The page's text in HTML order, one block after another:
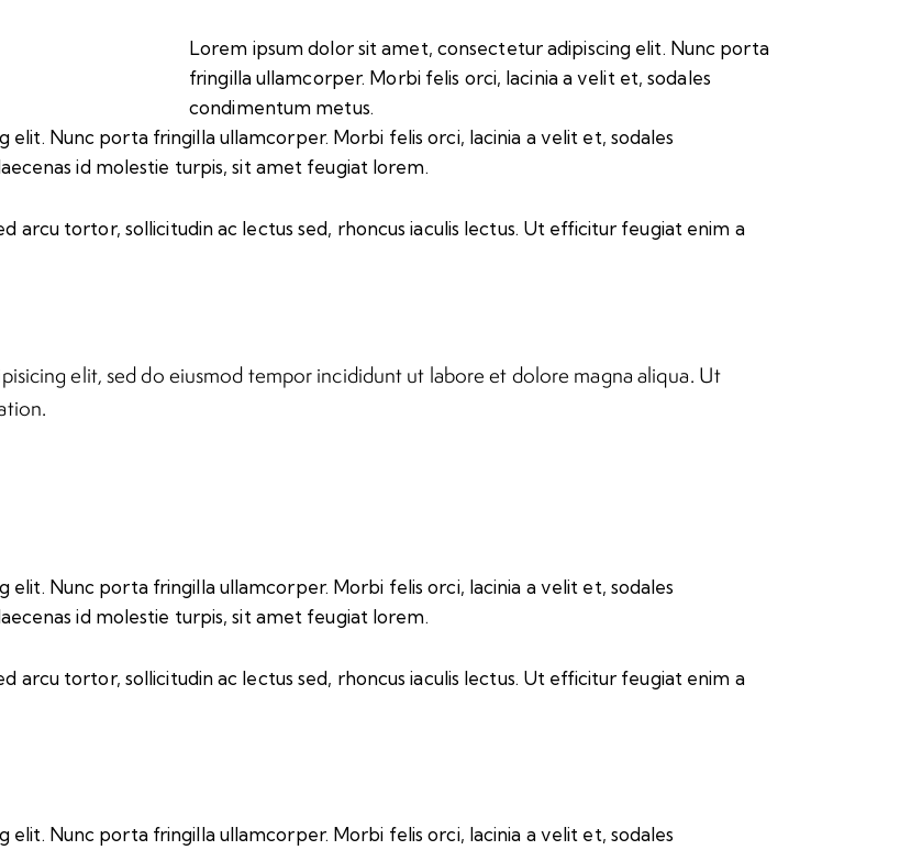
Lorem ipsum dolor sit amet, consectetur adipiscing elit. Nunc porta
fringilla ullamcorper. Morbi felis orci, lacinia a velit et, sodales
condimentum metus.
Nunc porta fringilla ullamcorper. Morbi felis orci, lacinia a velit et, sodales
id molestie turpis, sit amet feugiat lorem.
arcu tortor, sollicitudin ac lectus sed, rhoncus iaculis lectus. Ut efficitur feugiat enim a
elit, sed do eiusmod tempor incididunt ut labore et dolore magna aliqua. Ut
Nunc porta fringilla ullamcorper. Morbi felis orci, lacinia a velit et, sodales
id molestie turpis, sit amet feugiat lorem.
arcu tortor, sollicitudin ac lectus sed, rhoncus iaculis lectus. Ut efficitur feugiat enim a
Nunc porta fringilla ullamcorper. Morbi felis orci, lacinia a velit et, sodales